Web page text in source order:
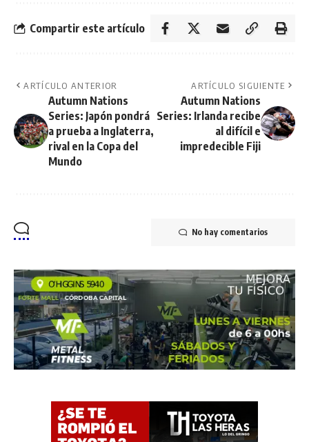
Compartir este artículo
ARTÍCULO ANTERIOR
Autumn Nations
Series: Japón pondrá
a prueba a Inglaterra,
rival en la Copa del
Mundo
ARTÍCULO SIGUIENTE
Autumn Nations
Series: Irlanda recibe
al difícil e
impredecible Fiji
No hay comentarios